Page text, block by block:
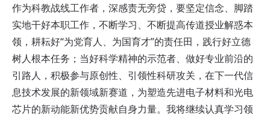
作为科教战线工作者，深感责无旁贷，要坚定信念、脚踏
实地干好本职工作，不断学习、不断提高传道授业解惑本
领，耕耘好“为党育人、为国育才”的责任田，践行好立德
树人根本任务；当好科学精神的示范者、做好专业前沿的
引路人，积极参与原创性、引领性科研攻关，在下一代信
息技术发展的新领域新赛道，为塑造先进电子材料和光电
芯片的新动能新优势贡献自身力量。我将继续认真学习领